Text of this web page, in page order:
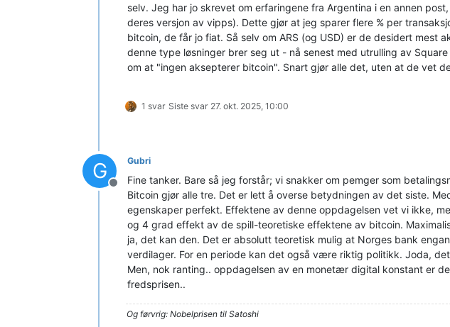
selv. Jeg har jo skrevet om erfaringene fra Argentina i en annen
deres versjon av vipps). Dette gjør at jeg sparer flere % per
bitcoin, de får jo fiat. Så selv om ARS (og USD) er de desidert mest
denne type løsninger brer seg ut - nå senest med utrulling av
om at "ingen aksepterer bitcoin". Snart gjør alle det, uten at de vet
1 svar Siste svar 27. okt. 2025, 10:00
G
Frakoblet
Gubri
Fine tanker. Bare så jeg forstår; vi snakker om pemger som
Bitcoin gjør alle tre. Det er lett å overse betydningen av det siste.
egenskaper perfekt. Effektene av denne oppdagelsen vet vi ikke,
og 4 grad effekt av de spill-teoretiske effektene av bitcoin.
ja, det kan den. Det er absolutt teoretisk mulig at Norges bank
verdilager. For en periode kan det også være riktig politikk. Joda,
Men, nok ranting.. oppdagelsen av en monetær digital konstant er
fredsprisen..
Og førvrig: Nobelprisen til Satoshi